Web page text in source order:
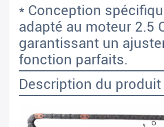
* Conception
adapté au moteur 2.5
garantissant un
fonction parfaits.
Description du produit